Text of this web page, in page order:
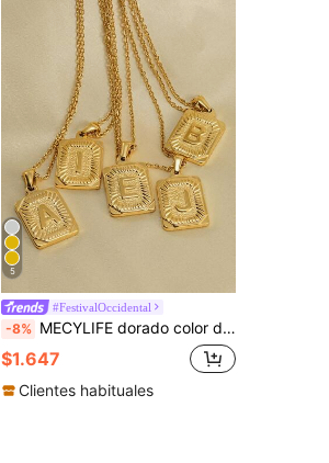
5
#FestivalOccidental
-8% MECYLIFE dorado color de acero inoxidable cuadrado letra inicial collares
$1.647
Clientes habituales